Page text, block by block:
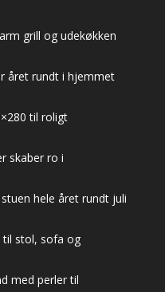
grill og udekøkken
året rundt i hjemmet
til roligt
skaber ro i
hele året rundt juli
til stol, sofa og
med perler til